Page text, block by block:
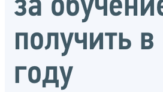
за
получить
году